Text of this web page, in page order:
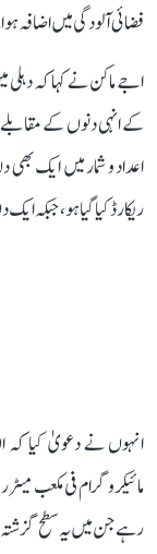
فضائی آلودگی میں
کے انہی دنوں کے
ریکارڈ کیا گیا ہو، جبکہ
رہے جن میں یہ سطح